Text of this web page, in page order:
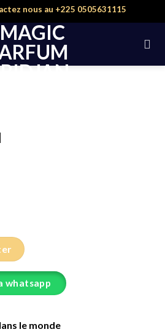
nous au +225 0505631115
whatsapp
le monde